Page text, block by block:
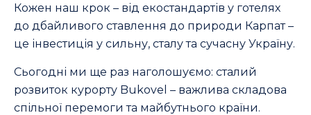
Кожен наш крок – від екостандартів у готелях
до дбайливого ставлення до природи Карпат –
це інвестиція у сильну, сталу та сучасну Україну.
Сьогодні ми ще раз наголошуємо: сталий
розвиток курорту Bukovel – важлива складова
спільної перемоги та майбутнього країни.